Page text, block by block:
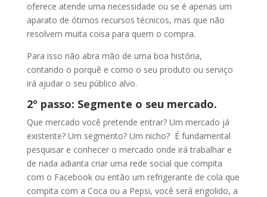
oferece atende uma necessidade ou se é apenas um
aparato de ótimos recursos técnicos, mas que não
resolvem muita coisa para quem o compra.
Para isso não abra mão de uma boa história,
contando o porquê e como o seu produto ou serviço
irá ajudar o seu público alvo.
2º passo: Segmente o seu mercado.
Que mercado você pretende entrar? Um mercado já
existente? Um segmento? Um nicho? É fundamental
pesquisar e conhecer o mercado onde irá trabalhar e
de nada adianta criar uma rede social que compita
com o Facebook ou então um refrigerante de cola que
compita com a Coca ou a Pepsi, você será engolido, a